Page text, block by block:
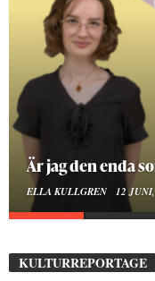
På
MOA LINDROTH 10 JUNI,
KULTURREPORTAGE